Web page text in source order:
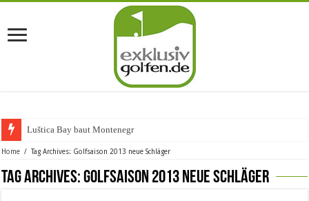
Luštica Bay baut Montenegros
Home / Tag Archives: Golfsaison 2013 neue Schläger
Tag Archives:Golfsaison 2013 neue Schläger